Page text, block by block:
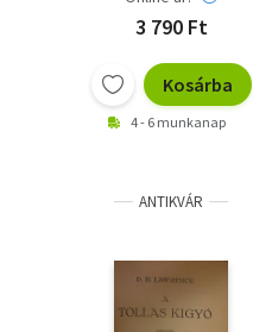
3 790 Ft
Kosárba
4 - 6 munkanap
ANTIKVÁR